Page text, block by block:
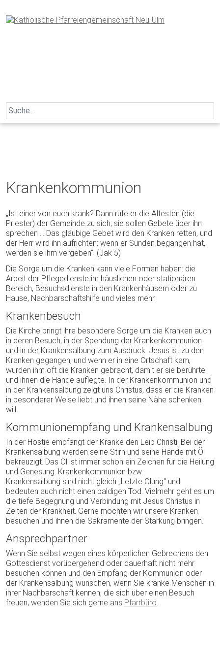
to
content
Search
for:
Krankenkommunion
„Ist einer von euch krank? Dann rufe er die Ältesten (die
Priester) der Gemeinde zu sich; sie sollen Gebete über ihn
sprechen … Das gläubige Gebet wird den Kranken retten, und
der Herr wird ihn aufrichten; wenn er Sünden begangen hat,
werden sie ihm vergeben“. (Jak 5)
Die Sorge um die Kranken kann viele Formen haben: die
Arbeit der Pflegedienste im häuslichen oder stationären
Bereich, Besuchsdienste in den Krankenhäusern oder zu
Hause, Nachbarschaftshilfe und vieles mehr.
Krankenbesuch
Die Kirche bringt ihre besondere Sorge um die Kranken auch
in deren Besuch, in der Spendung der Krankenkommunion
und in der Krankensalbung zum Ausdruck. Jesus ist zu den
Kranken gegangen, und wenn er in eine Ortschaft kam,
wurden ihm oft die Kranken gebracht, damit er sie berührte
und ihnen die Hände auflegte. In der Krankenkommunion und
in der Krankensalbung zeigt uns Christus, dass er die Kranken
in besonderer Weise liebt und ihnen seine Nähe schenken
will.
Kommunionempfang und Krankensalbung
In der Hostie empfängt der Kranke den Leib Christi. Bei der
Krankensalbung werden seine Stirn und seine Hände mit Öl
bekreuzigt. Das Öl ist immer schon ein Zeichen für die Heilung
und Genesung. Krankenkommunion bzw.
Krankensalbung sind nicht gleich „Letzte Ölung“ und
bedeuten auch nicht einen baldigen Tod. Vielmehr geht es um
die tiefe Begegnung und Verbindung mit Jesus Christus in
Zeiten der Krankheit. Gerne möchten wir unsere Kranken
besuchen und ihnen die Sakramente der Stärkung bringen.
Ansprechpartner
Wenn Sie selbst wegen eines körperlichen Gebrechens den
Gottesdienst vorübergehend oder dauerhaft nicht mehr
besuchen können und den Empfang der Kommunion oder
der Krankensalbung wünschen, wenn Sie kranke Menschen in
ihrer Nachbarschaft kennen, die sich über einen Besuch
freuen, wenden Sie sich gerne ans Pfarrbüro.